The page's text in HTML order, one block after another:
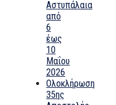
Αστυπάλαια
από
6
έως
10
Μαΐου
2026
Ολοκλήρωση
35ης